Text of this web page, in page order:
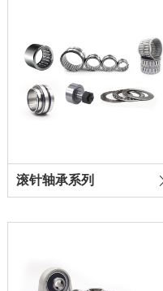
滚针轴承系列